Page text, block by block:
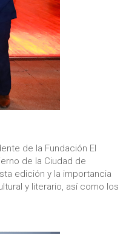
de la Fundación El
de la Ciudad de
edición y la importancia
y literario, así como los